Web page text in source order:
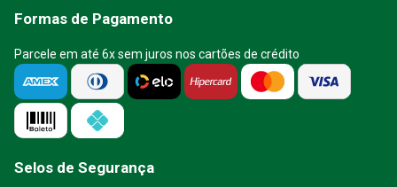
Formas de Pagamento
Parcele em até 6x sem juros nos cartões de crédito
Selos de Segurança